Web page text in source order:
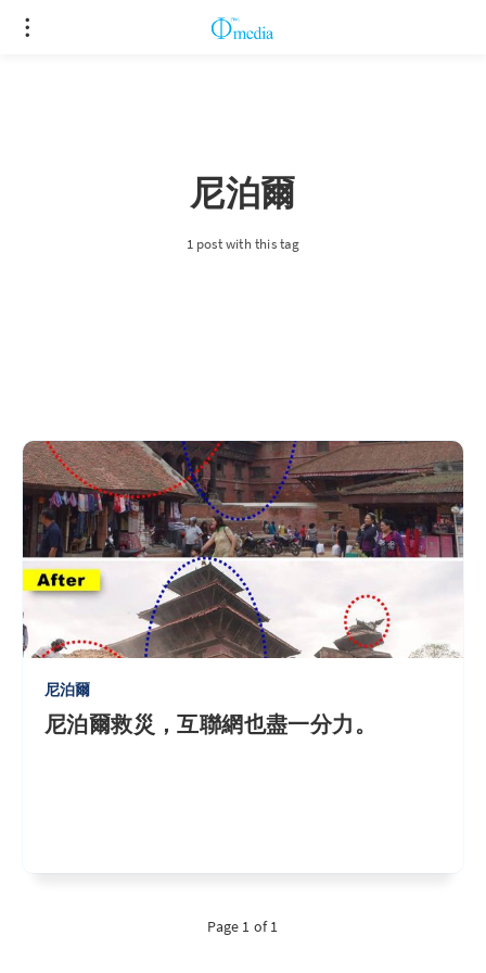
尼泊爾
1 post with this tag
尼泊爾
尼泊爾救災，互聯網也盡一分力。
Page 1 of 1